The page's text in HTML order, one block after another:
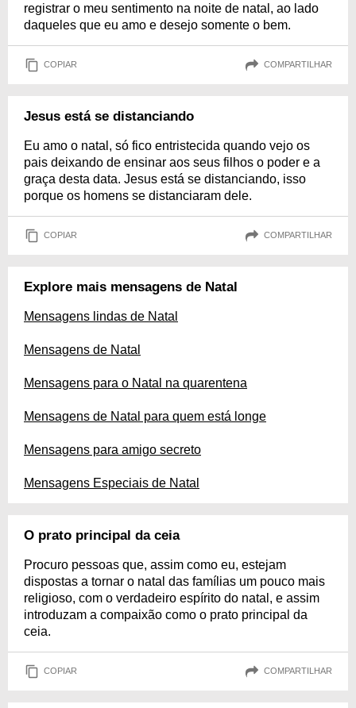
registrar o meu sentimento na noite de natal, ao lado
daqueles que eu amo e desejo somente o bem.
COPIAR COMPARTILHAR
Jesus está se distanciando
Eu amo o natal, só fico entristecida quando vejo os
pais deixando de ensinar aos seus filhos o poder e a
graça desta data. Jesus está se distanciando, isso
porque os homens se distanciaram dele.
COPIAR COMPARTILHAR
Explore mais mensagens de Natal
Mensagens lindas de Natal
Mensagens de Natal
Mensagens para o Natal na quarentena
Mensagens de Natal para quem está longe
Mensagens para amigo secreto
Mensagens Especiais de Natal
O prato principal da ceia
Procuro pessoas que, assim como eu, estejam
dispostas a tornar o natal das famílias um pouco mais
religioso, com o verdadeiro espírito do natal, e assim
introduzam a compaixão como o prato principal da
ceia.
COPIAR COMPARTILHAR